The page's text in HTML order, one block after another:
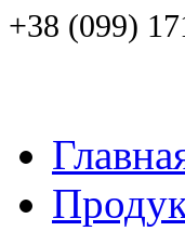
+38 (099)